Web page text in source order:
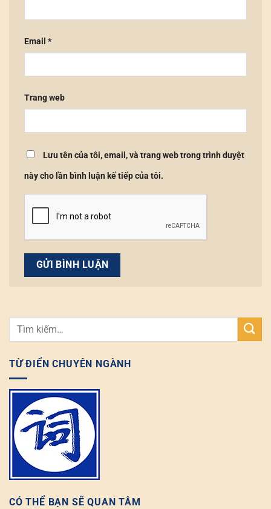
Email *
Trang web
Lưu tên của tôi, email, và trang web trong trình duyệt
này cho lần bình luận kế tiếp của tôi.
TỪ ĐIỂN CHUYÊN NGÀNH
CÓ THỂ BẠN SẼ QUAN TÂM